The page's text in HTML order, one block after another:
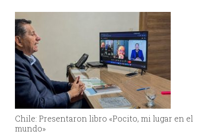
Chile: Presentaron libro «Pocito, mi lugar en el
mundo»